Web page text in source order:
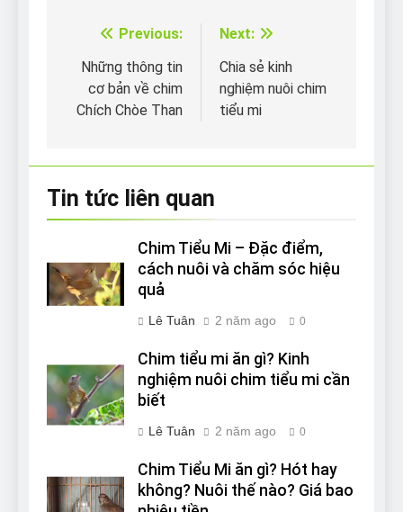
Điều
hướng
bài
Previous:
Những thông tin
cơ bản về chim
Chích Chòe Than
Next:
Chia sẻ kinh
nghiệm nuôi chim
tiểu mi
Tin tức liên quan
Chim Tiểu Mi – Đặc điểm,
cách nuôi và chăm sóc hiệu
quả
Lê Tuân 2 năm ago 0
Chim tiểu mi ăn gì? Kinh
nghiệm nuôi chim tiểu mi cần
biết
Lê Tuân 2 năm ago 0
Chim Tiểu Mi ăn gì? Hót hay
không? Nuôi thế nào? Giá bao